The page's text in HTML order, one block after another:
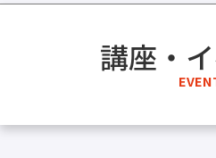
福島の学び
社会・経済
その他
講座・